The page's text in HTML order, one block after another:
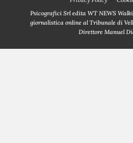
Psicografici Srl edita WT NEWS
giornalistica online al Tribunale di
Direttore Manuel